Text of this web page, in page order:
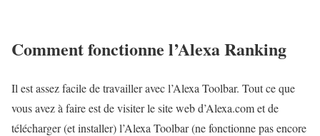
Comment fonctionne l’Alexa Ranking
Il est assez facile de travailler avec l’Alexa Toolbar. Tout ce que
vous avez à faire est de visiter le site web d’Alexa.com et de
télécharger (et installer) l’Alexa Toolbar (ne fonctionne pas encore